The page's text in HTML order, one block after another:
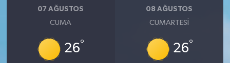
07 AĞUSTOS
CUMA
26°
08 AĞUSTOS
CUMARTESI
26°